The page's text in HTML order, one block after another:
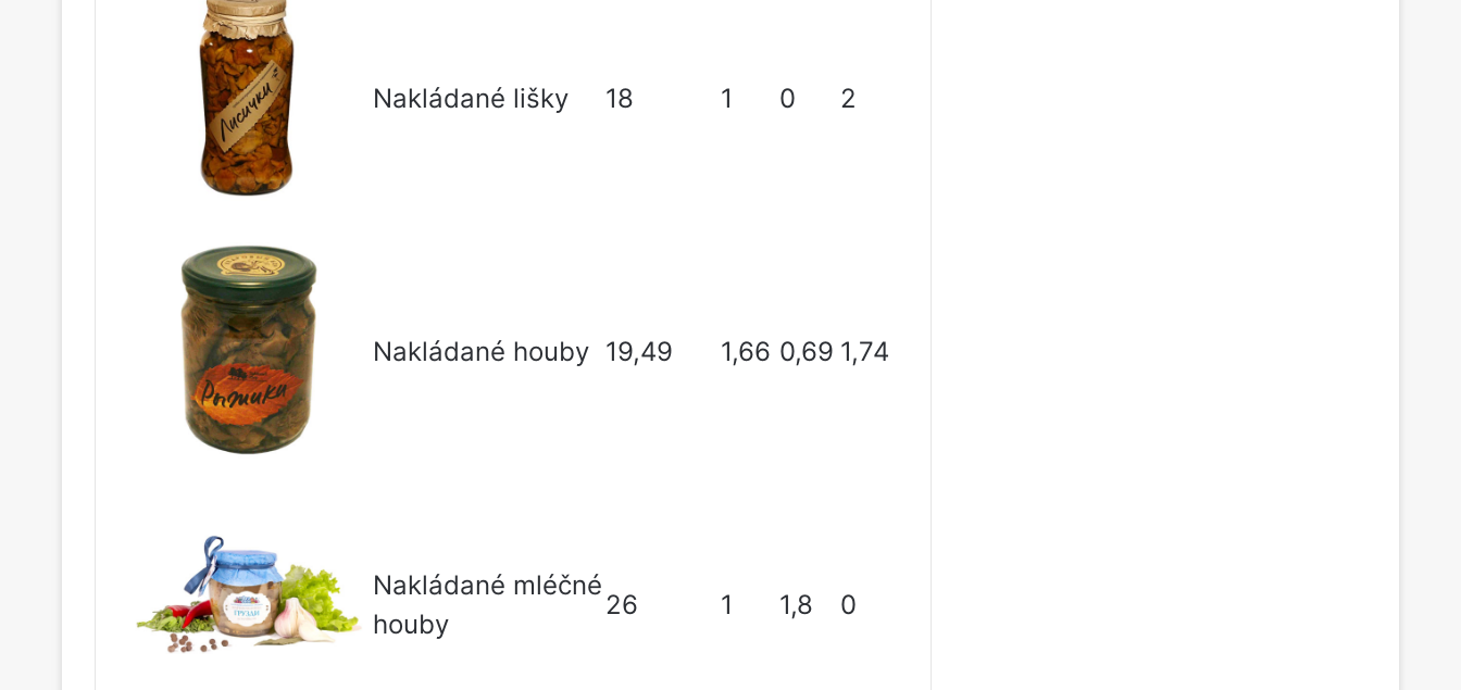
Nakládané lišky 18 1 0 2
Nakládané houby 19,49 1,66 0,69 1,74
Nakládané mléčné
houby
26 1 1,8 0